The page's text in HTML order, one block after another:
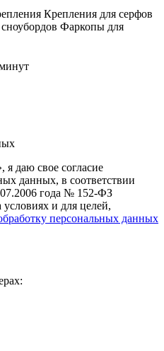
Крепления для серфов
Фаркопы для
даю свое согласие
данных, в соответствии
года № 152-ФЗ
и для целей,
персональных данных